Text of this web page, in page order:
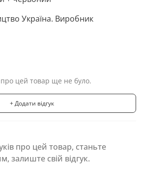
Україна. Виробник
про цей товар ще не було.
+ Додати відгук
про цей товар, станьте
залиште свій відгук.